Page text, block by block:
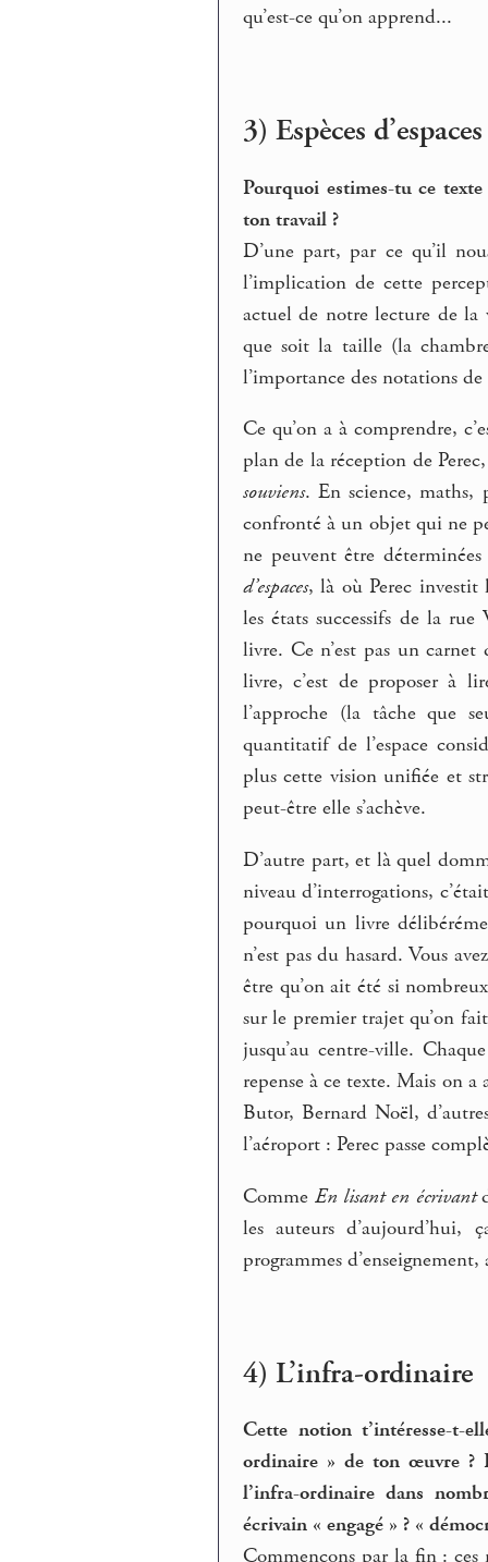
qu’est-ce qu’on apprend...
3) Espèces d’espaces
Pourquoi estimes-tu ce
ton travail ?
D’une part, par ce qu’il
l’implication de cette
actuel de notre lecture de la
que soit la taille (la
l’importance des notations
Ce qu’on a à comprendre,
plan de la réception de
souviens. En science, maths,
confronté à un objet qui ne
ne peuvent être
d’espaces, là où Perec investit
les états successifs de la
livre. Ce n’est pas un
livre, c’est de proposer à
l’approche (la tâche que
quantitatif de l’espace
plus cette vision unifiée et
peut-être elle s’achève.
D’autre part, et là quel
niveau d’interrogations,
pourquoi un livre
n’est pas du hasard. Vous
être qu’on ait été si
sur le premier trajet qu’on
jusqu’au centre-ville.
repense à ce texte. Mais on
Butor, Bernard Noël,
l’aéroport : Perec passe
Comme En lisant en écrivant
les auteurs d’aujourd’hui,
programmes
4) L’infra-ordinaire
Cette notion t’intéresse-
ordinaire » de ton œuvre ?
l’infra-ordinaire dans
écrivain « engagé » ? «